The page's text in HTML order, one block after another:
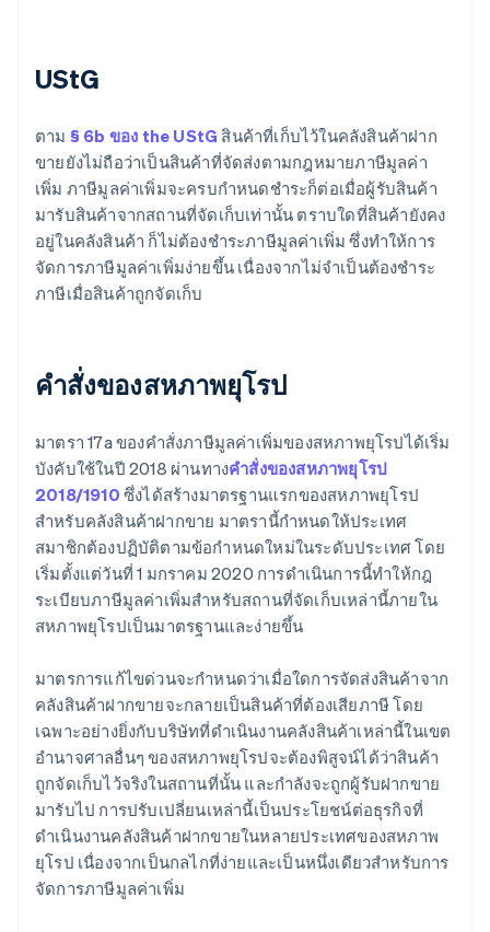
UStG
ตาม § 6b ของ the UStG สินค้าที่เก็บไว้ในคลังสินค้าฝาก
ขายยังไม่ถือว่าเป็นสินค้าที่จัดส่งตามกฎหมายภาษีมูลค่า
เพิ่ม ภาษีมูลค่าเพิ่มจะครบกำหนดชำระก็ต่อเมื่อผู้รับสินค้า
มารับสินค้าจากสถานที่จัดเก็บเท่านั้น ตราบใดที่สินค้ายังคง
อยู่ในคลังสินค้า ก็ไม่ต้องชำระภาษีมูลค่าเพิ่ม ซึ่งทำให้การ
จัดการภาษีมูลค่าเพิ่มง่ายขึ้น เนื่องจากไม่จำเป็นต้องชำระ
ภาษีเมื่อสินค้าถูกจัดเก็บ
คำสั่งของสหภาพยุโรป
มาตรา 17a ของคำสั่งภาษีมูลค่าเพิ่มของสหภาพยุโรปได้เริ่ม
บังคับใช้ในปี 2018 ผ่านทางคำสั่งของสหภาพยุโรป
2018/1910 ซึ่งได้สร้างมาตรฐานแรกของสหภาพยุโรป
สำหรับคลังสินค้าฝากขาย มาตรานี้กำหนดให้ประเทศ
สมาชิกต้องปฏิบัติตามข้อกำหนดใหม่ในระดับประเทศ โดย
เริ่มตั้งแต่วันที่ 1 มกราคม 2020 การดำเนินการนี้ทำให้กฎ
ระเบียบภาษีมูลค่าเพิ่มสำหรับสถานที่จัดเก็บเหล่านี้ภายใน
สหภาพยุโรปเป็นมาตรฐานและง่ายขึ้น
มาตรการแก้ไขด่วนจะกำหนดว่าเมื่อใดการจัดส่งสินค้าจาก
คลังสินค้าฝากขายจะกลายเป็นสินค้าที่ต้องเสียภาษี โดย
เฉพาะอย่างยิ่งกับบริษัทที่ดำเนินงานคลังสินค้าเหล่านี้ในเขต
อำนาจศาลอื่นๆ ของสหภาพยุโรปจะต้องพิสูจน์ได้ว่าสินค้า
ถูกจัดเก็บไว้จริงในสถานที่นั้น และกำลังจะถูกผู้รับฝากขาย
มารับไป การปรับเปลี่ยนเหล่านี้เป็นประโยชน์ต่อธุรกิจที่
ดำเนินงานคลังสินค้าฝากขายในหลายประเทศของสหภาพ
ยุโรป เนื่องจากเป็นกลไกที่ง่ายและเป็นหนึ่งเดียวสำหรับการ
จัดการภาษีมูลค่าเพิ่ม